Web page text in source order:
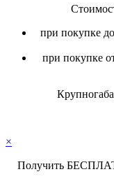
при покупке
при покупке
×
Получить